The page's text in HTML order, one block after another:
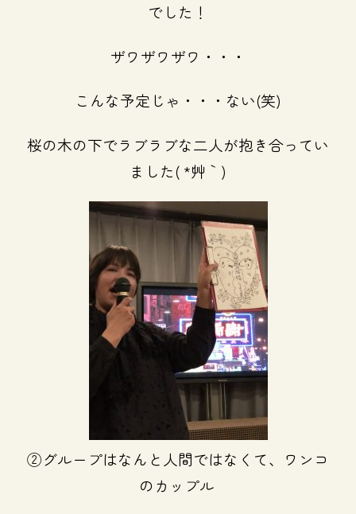
でした！
ザワザワザワ・・・
こんな予定じゃ・・・ない(笑)
桜の木の下でラブラブな二人が抱き合ってい
ました( *´艸｀)
②グループはなんと人間ではなくて、ワンコ
のカップル